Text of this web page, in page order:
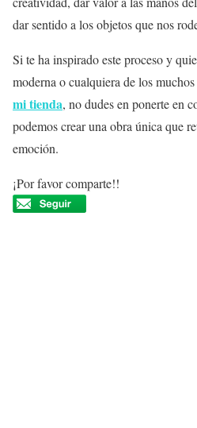
dar sentido a los objetos que nos
Si te ha inspirado este proceso y
moderna o cualquiera de los
mi tienda, no dudes en ponerte en
podemos crear una obra única que
emoción.
¡Por favor comparte!!